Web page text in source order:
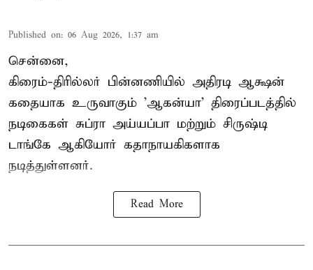
Published on: 06 Aug 2026, 1:37 am
சென்னை,
கிரைம்-திரில்லர் பின்னணியில் அதிரடி ஆக்ஷன்
கதையாக உருவாகும் 'ஆகன்யா' திரைப்படத்தில்
நடிகைகள் சுப்ரா அய்யப்பா மற்றும் சிருஷ்டி
டாங்கே ஆகியோர் கதாநாயகிகளாக
நடித்துள்ளனர்.
Read More